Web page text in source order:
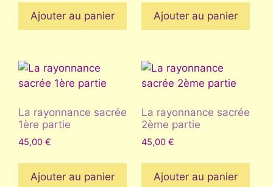
page
Ajouter au panier Ajouter au panier
La rayonnance sacrée
1ère partie
45,00 €
Ajouter au panier
La rayonnance sacrée
2ème partie
45,00 €
Ajouter au panier